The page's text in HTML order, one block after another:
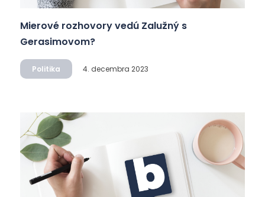
Mierové rozhovory vedú Zalužný s
Gerasimovom?
Politika 4. decembra 2023